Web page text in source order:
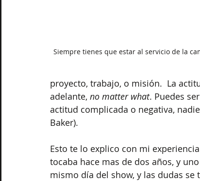
Siempre tienes que estar al servicio de la
proyecto, trabajo, o misión.  La
adelante, no matter what. Puedes
actitud complicada o negativa,
Baker).
Esto te lo explico con mi
tocaba hace mas de dos años, y
mismo día del show, y las dudas